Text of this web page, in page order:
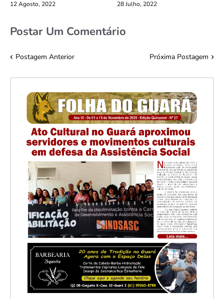
12 Agosto, 2022 28 Julho, 2022
Postar Um Comentário
Postagem Anterior Próxima Postagem